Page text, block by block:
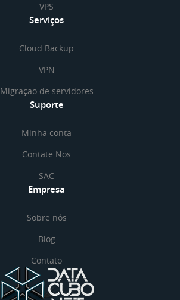
VPS
Serviços
Cloud Backup
VPN
Migraçao de servidores
Suporte
Minha conta
Contate Nos
SAC
Empresa
Sobre nós
Blog
Contato